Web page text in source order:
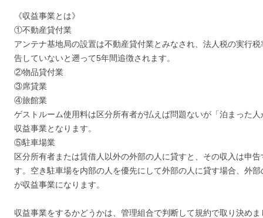
《収益事業とは》
①不動産貸付業
アンテナ基地局の設置は不動産貸付業とみなされ、法人税の実行
告していないと遡って5年間追徴されます。
②物品貸付業
③席貸業
④旅館業
ゲストルーム使用料は区分所有者が払えば問題ないが「泊まった
収益事業となります。
⑤駐車場業
区分所有者または賃借人以外の外部の人に貸すと、その収入は申
す。空き駐車場を内部の人を優先にして外部の人に貸す場合、外
が収益事業になります。
収益事業をするかどうかは、管理組合で判断して規約で取り決め